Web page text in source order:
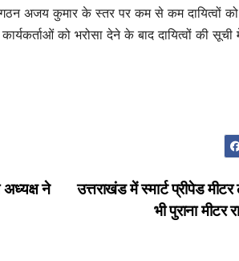
अजय कुमार के स्तर पर कम से कम दायित्वों
को भरोसा देने के बाद दायित्वों की
उत्तराखंड में स्मार्ट प्रीपेड
भी पुराना मीटर
ने